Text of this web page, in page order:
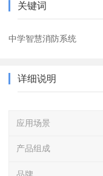
关键词
中学智慧消防系统
详细说明
应用场景
产品组成